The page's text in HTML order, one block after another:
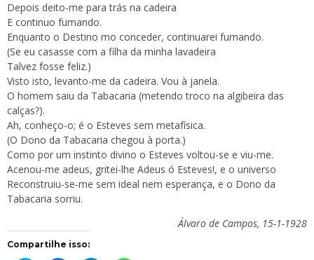
Depois deito-me para trás na cadeira
E continuo fumando.
Enquanto o Destino mo conceder, continuarei fumando.
(Se eu casasse com a filha da minha lavadeira
Talvez fosse feliz.)
Visto isto, levanto-me da cadeira. Vou à janela.
O homem saiu da Tabacaria (metendo troco na algibeira das
calças?).
Ah, conheço-o; é o Esteves sem metafísica.
(O Dono da Tabacaria chegou à porta.)
Como por um instinto divino o Esteves voltou-se e viu-me.
Acenou-me adeus, gritei-lhe Adeus ó Esteves!, e o universo
Reconstruiu-se-me sem ideal nem esperança, e o Dono da
Tabacaria sorriu.
Álvaro de Campos, 15-1-1928
Compartilhe isso: